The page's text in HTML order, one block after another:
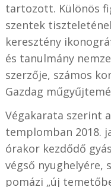
tartozott. Különös
szentek
keresztény
és tanulmány
szerzője, számos
Gazdag
Végakarata szerint
templomban 2018.
órakor kezdődő
végső nyughelyére,
pomázi „új